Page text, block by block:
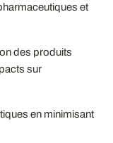
et
des produits
sur
en minimisant